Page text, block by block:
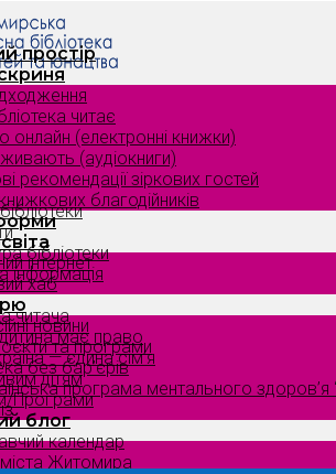
бібліотеки
інформація
читача
має право
— єдина сім’я
дітям
Програми
блог
календар
міста Житомира
простір
читає
онлайн (електронні книжки)
(аудіокниги)
рекомендації зіркових гостей
благодійників
інтернет
хаб
новини
та програми
без бар’єрів
програма ментального здоров’я